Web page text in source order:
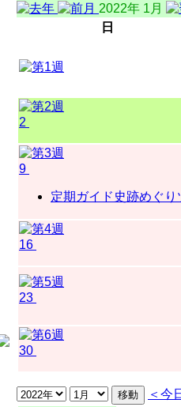
2022年 1月
日
2
9
定期ガイド史跡めぐり
16
23
30
＜今